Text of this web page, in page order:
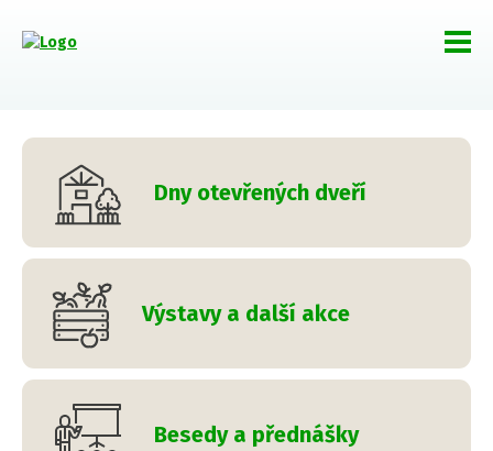
Dny otevřených dveří
Výstavy a další akce
Besedy a přednášky